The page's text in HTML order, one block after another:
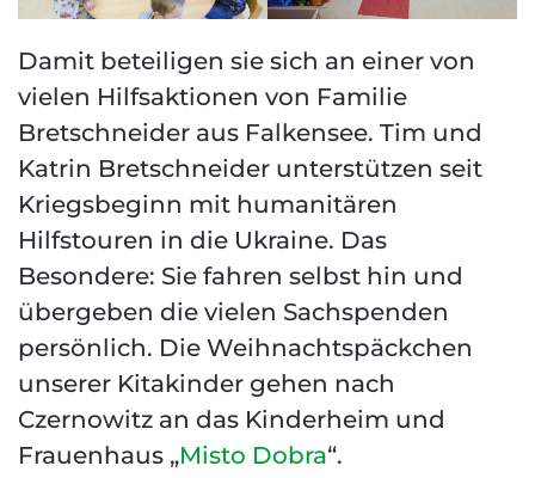
Damit beteiligen sie sich an einer von
vielen Hilfsaktionen von Familie
Bretschneider aus Falkensee. Tim und
Katrin Bretschneider unterstützen seit
Kriegsbeginn mit humanitären
Hilfstouren in die Ukraine. Das
Besondere: Sie fahren selbst hin und
übergeben die vielen Sachspenden
persönlich. Die Weihnachtspäckchen
unserer Kitakinder gehen nach
Czernowitz an das Kinderheim und
Frauenhaus „Misto Dobra“.